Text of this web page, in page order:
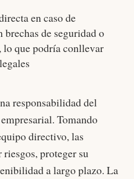
en caso de
de seguridad o
que podría conllevar
responsabilidad del
Tomando
directivo, las
proteger su
a largo plazo. La